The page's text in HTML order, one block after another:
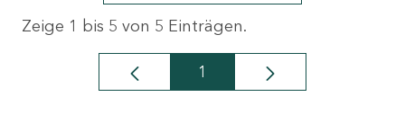
Zeige 1 bis 5 von 5 Einträgen.
Seite
1